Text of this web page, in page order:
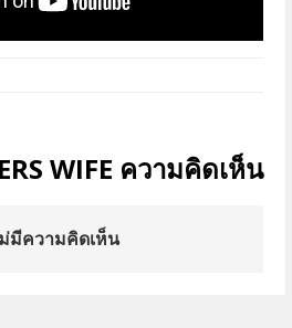
WIFE ความคิดเห็น
มีความคิดเห็น